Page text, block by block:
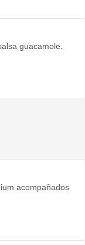
guacamole.
acompañados